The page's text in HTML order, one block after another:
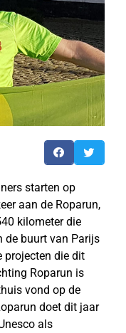
starten op
aan de Roparun,
kilometer die
de buurt van Parijs
projecten die dit
Roparun is
vond op de
doet dit jaar
als